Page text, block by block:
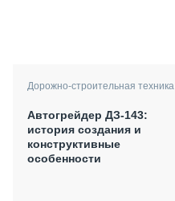
Дорожно-строительная техника
Автогрейдер ДЗ-143:
история создания и
конструктивные
особенности